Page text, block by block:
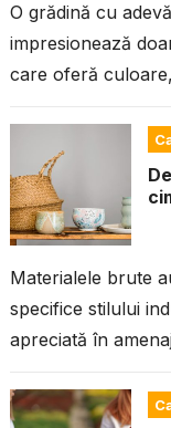
O grădină cu
impresionează
care oferă
Materialele brute
specifice stilului
apreciată în